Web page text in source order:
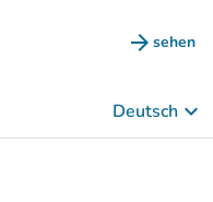
arrow_forward sehen
(new
Deutsch keyboard_arrow_down